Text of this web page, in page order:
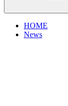
HOME
News